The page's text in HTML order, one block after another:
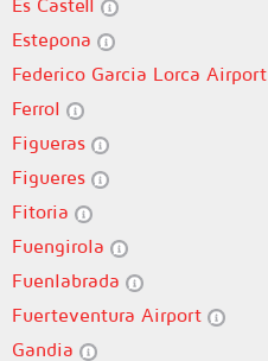
Es Castell
Estepona
Federico Garcia Lorca Airport
Ferrol
Figueras
Figueres
Fitoria
Fuengirola
Fuenlabrada
Fuerteventura Airport
Gandia